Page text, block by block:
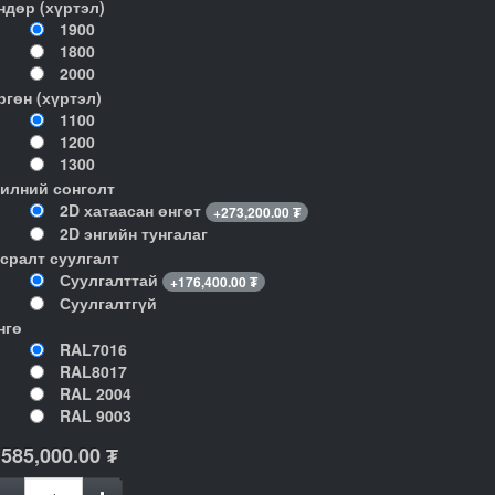
(хүртэл)
1900
1800
2000
(хүртэл)
1100
1200
1300
сонголт
2D хатаасан өнгөт
+273,200.00 ₮
2D энгийн тунгалаг
суулгалт
Суулгалттай
+176,400.00 ₮
Суулгалтгүй
RAL7016
RAL8017
RAL 2004
RAL 9003
₮